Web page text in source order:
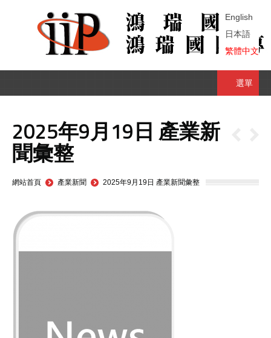
English
日本語
繁體中文
選單
2025年9月19日 產業新
聞彙整
You are here:
網站首頁 產業新聞 2025年9月19日 產業新聞彙整